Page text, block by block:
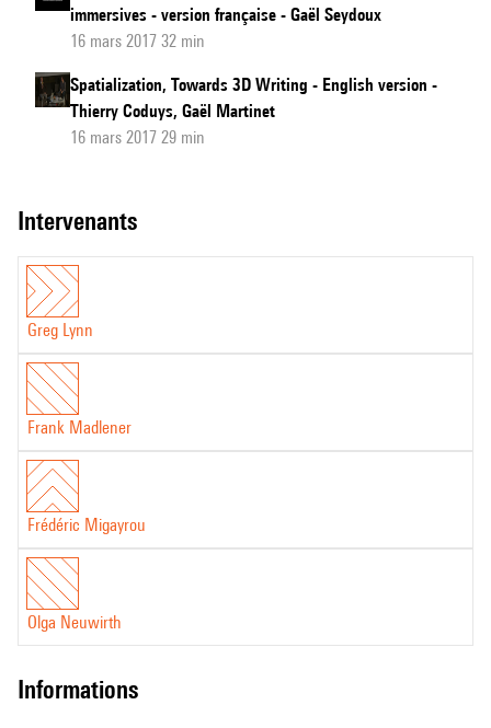
immersives - version française - Gaël Seydoux
16 mars 2017 32 min
Spatialization, Towards 3D Writing - English version -
Thierry Coduys, Gaël Martinet
16 mars 2017 29 min
intervenants
Greg Lynn
Frank Madlener
Frédéric Migayrou
Olga Neuwirth
informations